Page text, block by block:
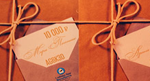
Выберите из списка: